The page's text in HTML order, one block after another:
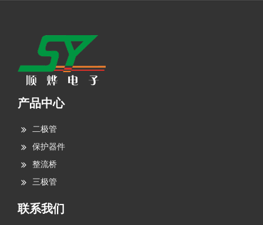
产品中心
二极管
保护器件
整流桥
三极管
联系我们